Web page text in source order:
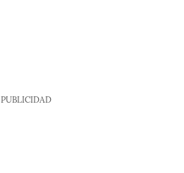
PUBLICIDAD